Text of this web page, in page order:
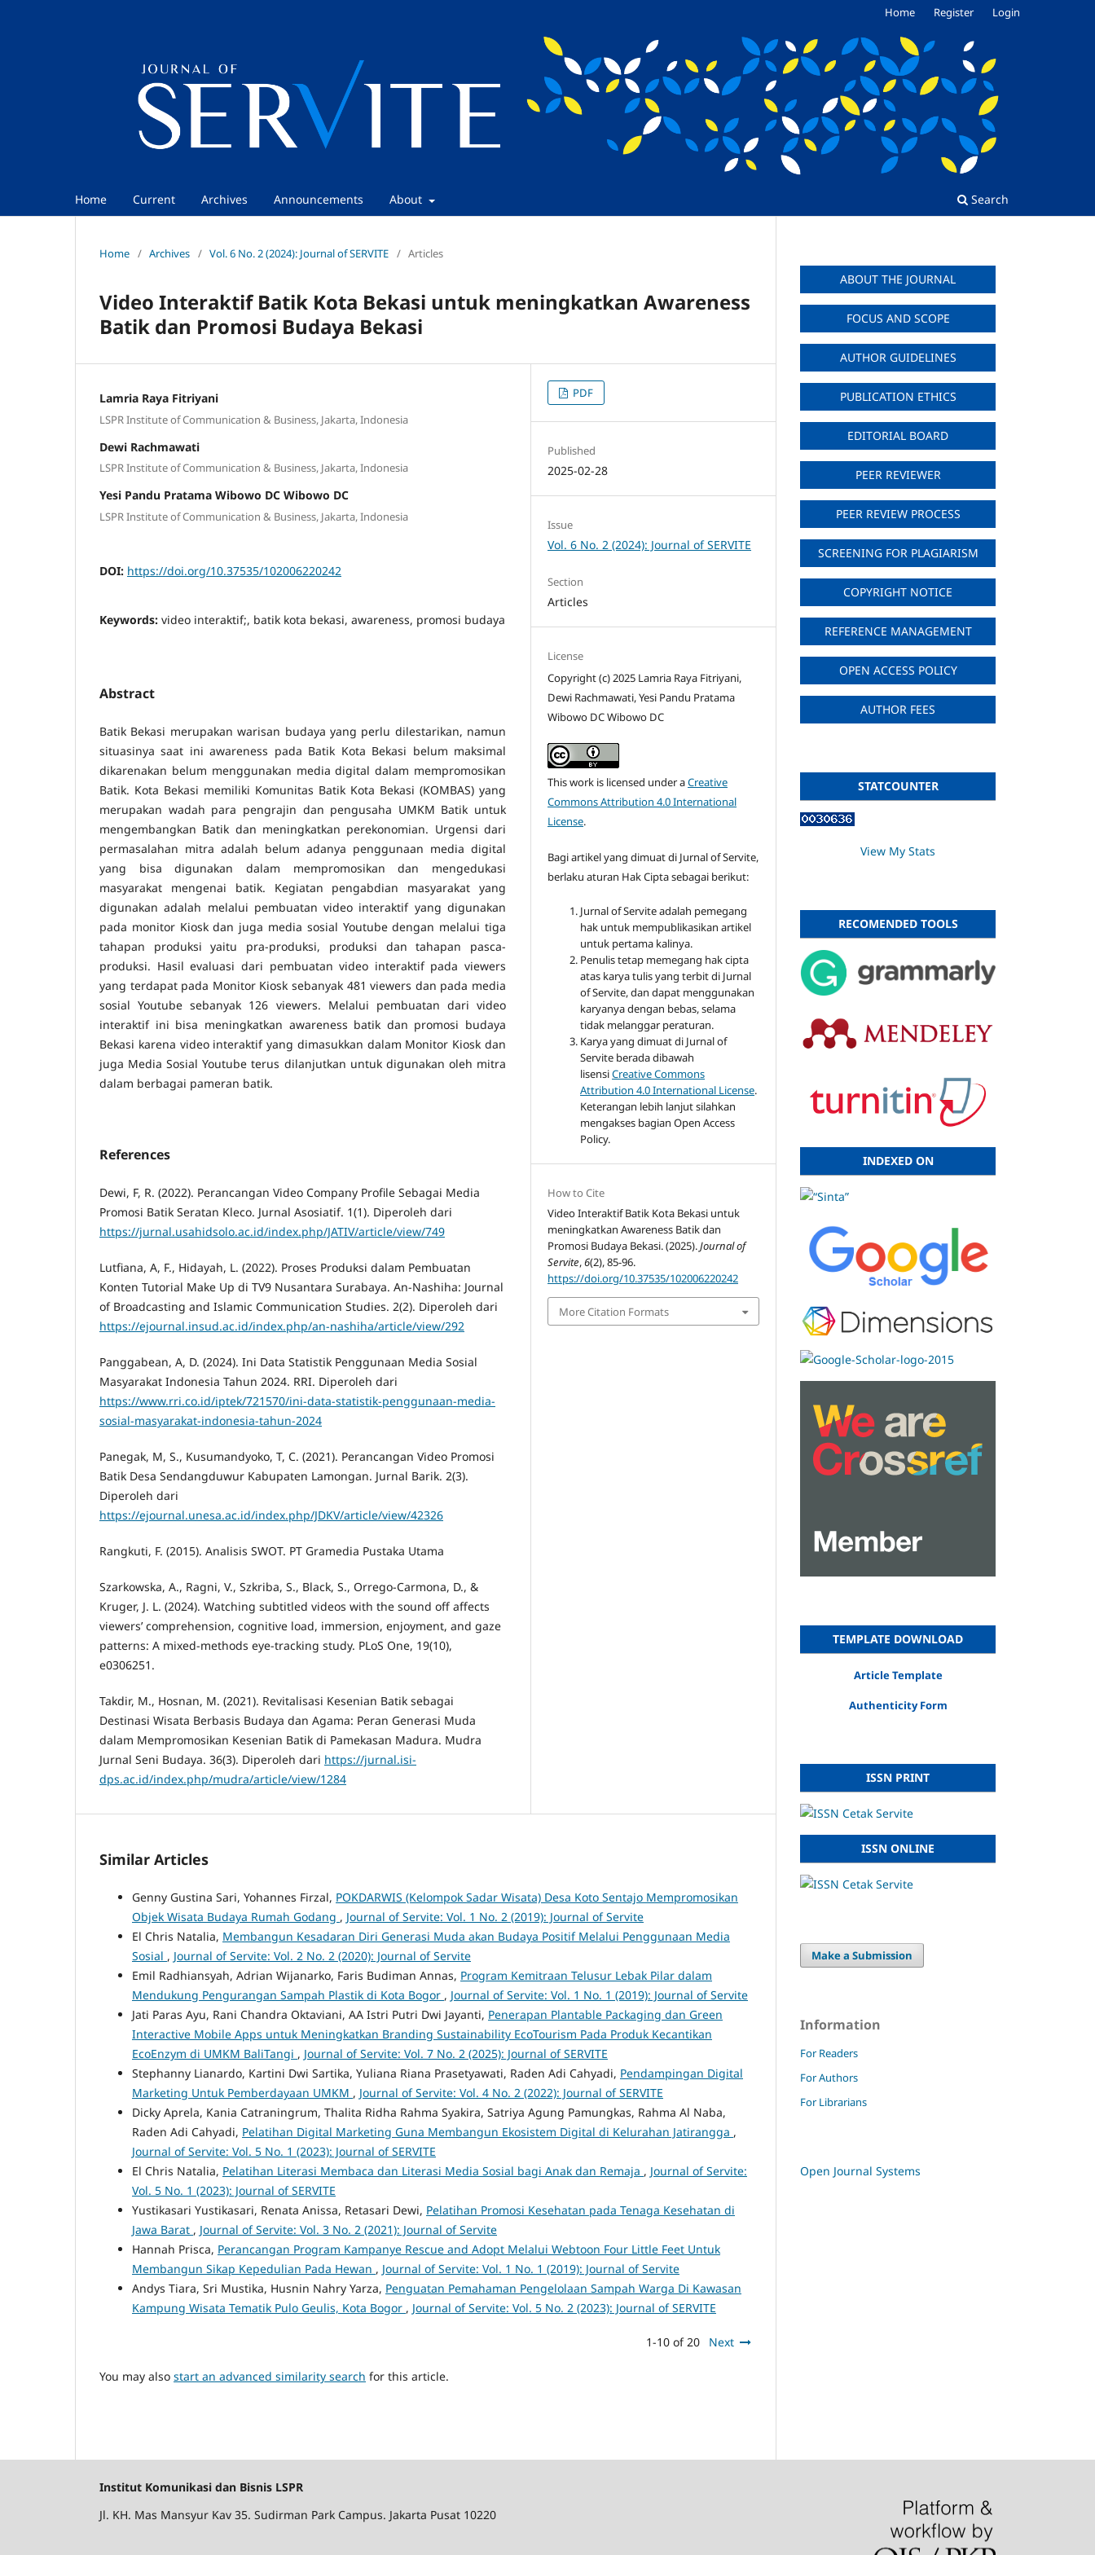
Home Current Archives Announcements About Search
Home Register Login
Home / Archives / Vol. 6 No. 2 (2024): Journal of SERVITE / Articles
Video Interaktif Batik Kota Bekasi untuk meningkatkan Awareness
Batik dan Promosi Budaya Bekasi
Lamria Raya Fitriyani
LSPR Institute of Communication & Business, Jakarta, Indonesia
Dewi Rachmawati
LSPR Institute of Communication & Business, Jakarta, Indonesia
Yesi Pandu Pratama Wibowo DC Wibowo DC
LSPR Institute of Communication & Business, Jakarta, Indonesia
DOI: https://doi.org/10.37535/102006220242
Keywords: video interaktif;, batik kota bekasi, awareness, promosi budaya
Abstract
Batik Bekasi merupakan warisan budaya yang perlu dilestarikan, namun
situasinya saat ini awareness pada Batik Kota Bekasi belum maksimal
dikarenakan belum menggunakan media digital dalam mempromosikan
Batik. Kota Bekasi memiliki Komunitas Batik Kota Bekasi (KOMBAS) yang
merupakan wadah para pengrajin dan pengusaha UMKM Batik untuk
mengembangkan Batik dan meningkatkan perekonomian. Urgensi dari
permasalahan mitra adalah belum adanya penggunaan media digital
yang bisa digunakan dalam mempromosikan dan mengedukasi
masyarakat mengenai batik. Kegiatan pengabdian masyarakat yang
digunakan adalah melalui pembuatan video interaktif yang digunakan
pada monitor Kiosk dan juga media sosial Youtube dengan melalui tiga
tahapan produksi yaitu pra-produksi, produksi dan tahapan pasca-
produksi. Hasil evaluasi dari pembuatan video interaktif pada viewers
yang terdapat pada Monitor Kiosk sebanyak 481 viewers dan pada media
sosial Youtube sebanyak 126 viewers. Melalui pembuatan dari video
interaktif ini bisa meningkatkan awareness batik dan promosi budaya
Bekasi karena video interaktif yang dimasukkan dalam Monitor Kiosk dan
juga Media Sosial Youtube terus dilanjutkan untuk digunakan oleh mitra
dalam berbagai pameran batik.
References
Dewi, F, R. (2022). Perancangan Video Company Profile Sebagai Media
Promosi Batik Seratan Kleco. Jurnal Asosiatif. 1(1). Diperoleh dari
https://jurnal.usahidsolo.ac.id/index.php/JATIV/article/view/749
Lutfiana, A, F., Hidayah, L. (2022). Proses Produksi dalam Pembuatan
Konten Tutorial Make Up di TV9 Nusantara Surabaya. An-Nashiha: Journal
of Broadcasting and Islamic Communication Studies. 2(2). Diperoleh dari
https://ejournal.insud.ac.id/index.php/an-nashiha/article/view/292
Panggabean, A, D. (2024). Ini Data Statistik Penggunaan Media Sosial
Masyarakat Indonesia Tahun 2024. RRI. Diperoleh dari
https://www.rri.co.id/iptek/721570/ini-data-statistik-penggunaan-media-
sosial-masyarakat-indonesia-tahun-2024
Panegak, M, S., Kusumandyoko, T, C. (2021). Perancangan Video Promosi
Batik Desa Sendangduwur Kabupaten Lamongan. Jurnal Barik. 2(3).
Diperoleh dari
https://ejournal.unesa.ac.id/index.php/JDKV/article/view/42326
Rangkuti, F. (2015). Analisis SWOT. PT Gramedia Pustaka Utama
Szarkowska, A., Ragni, V., Szkriba, S., Black, S., Orrego-Carmona, D., &
Kruger, J. L. (2024). Watching subtitled videos with the sound off affects
viewers’ comprehension, cognitive load, immersion, enjoyment, and gaze
patterns: A mixed-methods eye-tracking study. PLoS One, 19(10),
e0306251.
Takdir, M., Hosnan, M. (2021). Revitalisasi Kesenian Batik sebagai
Destinasi Wisata Berbasis Budaya dan Agama: Peran Generasi Muda
dalam Mempromosikan Kesenian Batik di Pamekasan Madura. Mudra
Jurnal Seni Budaya. 36(3). Diperoleh dari https://jurnal.isi-
dps.ac.id/index.php/mudra/article/view/1284
PDF
Published
2025-02-28
Issue
Vol. 6 No. 2 (2024): Journal of SERVITE
Section
Articles
License
Copyright (c) 2025 Lamria Raya Fitriyani,
Dewi Rachmawati, Yesi Pandu Pratama
Wibowo DC Wibowo DC
This work is licensed under aCreative
Commons Attribution 4.0 International
License.
Bagi artikel yang dimuat di Jurnal of Servite,
berlaku aturan Hak Cipta sebagai berikut:
Jurnal of Servite adalah pemegang
hak untuk mempublikasikan artikel
untuk pertama kalinya.
Penulis tetap memegang hak cipta
atas karya tulis yang terbit di Jurnal
of Servite, dan dapat menggunakan
karyanya dengan bebas, selama
tidak melanggar peraturan.
Karya yang dimuat di Jurnal of
Servite berada dibawah
lisensiCreative Commons
Attribution 4.0 International License.
Keterangan lebih lanjut silahkan
mengakses bagian Open Access
Policy.
How to Cite
Video Interaktif Batik Kota Bekasi untuk
meningkatkan Awareness Batik dan
Promosi Budaya Bekasi. (2025).Journal of
Servite,6(2), 85-96.
https://doi.org/10.37535/102006220242
More Citation Formats
Similar Articles
Genny Gustina Sari, Yohannes Firzal, POKDARWIS (Kelompok Sadar Wisata) Desa Koto Sentajo Mempromosikan
Objek Wisata Budaya Rumah Godang , Journal of Servite: Vol. 1 No. 2 (2019): Journal of Servite
El Chris Natalia, Membangun Kesadaran Diri Generasi Muda akan Budaya Positif Melalui Penggunaan Media
Sosial , Journal of Servite: Vol. 2 No. 2 (2020): Journal of Servite
Emil Radhiansyah, Adrian Wijanarko, Faris Budiman Annas, Program Kemitraan Telusur Lebak Pilar dalam
Mendukung Pengurangan Sampah Plastik di Kota Bogor , Journal of Servite: Vol. 1 No. 1 (2019): Journal of Servite
Jati Paras Ayu, Rani Chandra Oktaviani, AA Istri Putri Dwi Jayanti, Penerapan Plantable Packaging dan Green
Interactive Mobile Apps untuk Meningkatkan Branding Sustainability EcoTourism Pada Produk Kecantikan
EcoEnzym di UMKM BaliTangi , Journal of Servite: Vol. 7 No. 2 (2025): Journal of SERVITE
Stephanny Lianardo, Kartini Dwi Sartika, Yuliana Riana Prasetyawati, Raden Adi Cahyadi, Pendampingan Digital
Marketing Untuk Pemberdayaan UMKM , Journal of Servite: Vol. 4 No. 2 (2022): Journal of SERVITE
Dicky Aprela, Kania Catraningrum, Thalita Ridha Rahma Syakira, Satriya Agung Pamungkas, Rahma Al Naba,
Raden Adi Cahyadi, Pelatihan Digital Marketing Guna Membangun Ekosistem Digital di Kelurahan Jatirangga ,
Journal of Servite: Vol. 5 No. 1 (2023): Journal of SERVITE
El Chris Natalia, Pelatihan Literasi Membaca dan Literasi Media Sosial bagi Anak dan Remaja , Journal of Servite:
Vol. 5 No. 1 (2023): Journal of SERVITE
Yustikasari Yustikasari, Renata Anissa, Retasari Dewi, Pelatihan Promosi Kesehatan pada Tenaga Kesehatan di
Jawa Barat , Journal of Servite: Vol. 3 No. 2 (2021): Journal of Servite
Hannah Prisca, Perancangan Program Kampanye Rescue and Adopt Melalui Webtoon Four Little Feet Untuk
Membangun Sikap Kepedulian Pada Hewan , Journal of Servite: Vol. 1 No. 1 (2019): Journal of Servite
Andys Tiara, Sri Mustika, Husnin Nahry Yarza, Penguatan Pemahaman Pengelolaan Sampah Warga Di Kawasan
Kampung Wisata Tematik Pulo Geulis, Kota Bogor , Journal of Servite: Vol. 5 No. 2 (2023): Journal of SERVITE
1-10 of 20 Next
You may also start an advanced similarity search for this article.
ABOUT THE JOURNAL
FOCUS AND SCOPE
AUTHOR GUIDELINES
PUBLICATION ETHICS
EDITORIAL BOARD
PEER REVIEWER
PEER REVIEW PROCESS
SCREENING FOR PLAGIARISM
COPYRIGHT NOTICE
REFERENCE MANAGEMENT
OPEN ACCESS POLICY
AUTHOR FEES
STATCOUNTER
View My Stats
RECOMENDED TOOLS
INDEXED ON
TEMPLATE DOWNLOAD
Article Template
Authenticity Form
ISSN PRINT
ISSN ONLINE
Make a Submission
Information
For Readers
For Authors
For Librarians
Open Journal Systems
Institut Komunikasi dan Bisnis LSPR
Jl. KH. Mas Mansyur Kav 35. Sudirman Park Campus. Jakarta Pusat 10220